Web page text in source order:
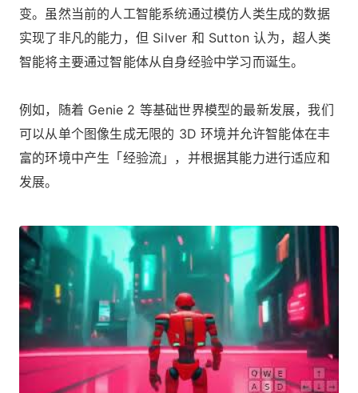
变。虽然当前的人工智能系统通过模仿人类生成的数据
实现了非凡的能力，但 Silver 和 Sutton 认为，超人类
智能将主要通过智能体从自身经验中学习而诞生。
例如，随着 Genie 2 等基础世界模型的最新发展，我们
可以从单个图像生成无限的 3D 环境并允许智能体在丰
富的环境中产生「经验流」，并根据其能力进行适应和
发展。